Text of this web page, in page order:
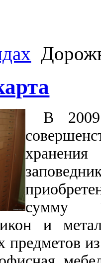
В
сумму
и
предметов